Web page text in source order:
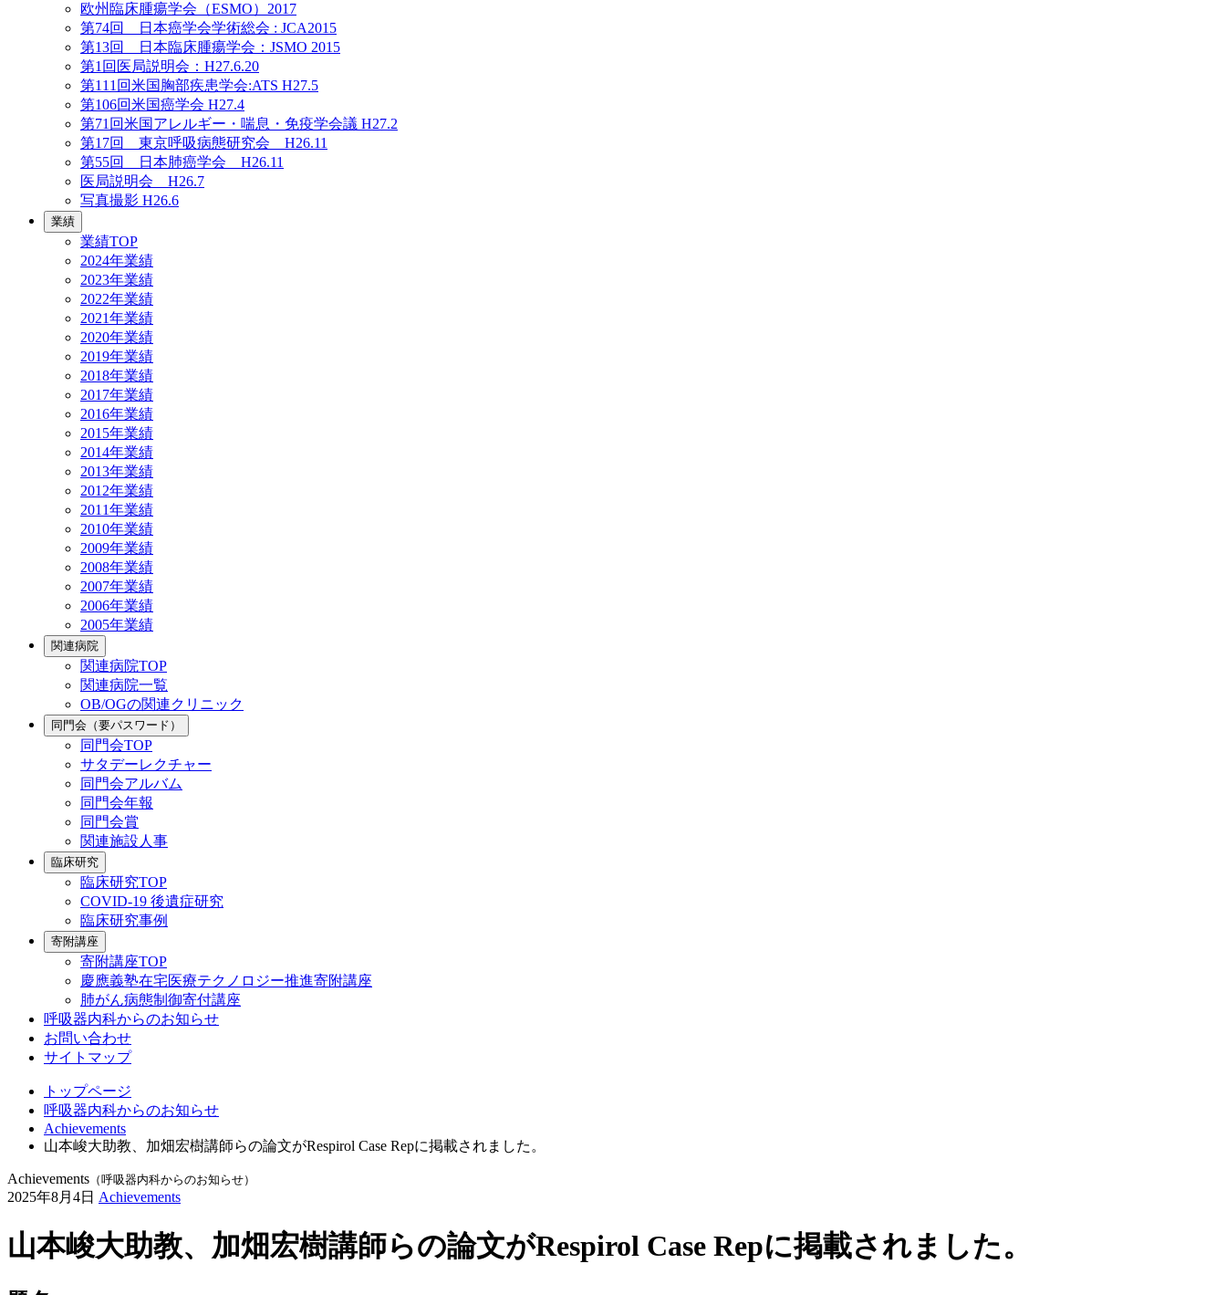
欧州臨床腫瘍学会（ESMO）2017
第74回 日本癌学会学術総会 : JCA2015
第13回 日本臨床腫瘍学会：JSMO 2015
第1回医局説明会：H27.6.20
第111回米国胸部疾患学会:ATS H27.5
第106回米国癌学会 H27.4
第71回米国アレルギー・喘息・免疫学会議 H27.2
第17回 東京呼吸病態研究会 H26.11
第55回 日本肺癌学会 H26.11
医局説明会 H26.7
写真撮影 H26.6
業績
業績TOP
2024年業績
2023年業績
2022年業績
2021年業績
2020年業績
2019年業績
2018年業績
2017年業績
2016年業績
2015年業績
2014年業績
2013年業績
2012年業績
2011年業績
2010年業績
2009年業績
2008年業績
2007年業績
2006年業績
2005年業績
関連病院
関連病院TOP
関連病院一覧
OB/OGの関連クリニック
同門会（要パスワード）
同門会TOP
サタデーレクチャー
同門会アルバム
同門会年報
同門会賞
関連施設人事
臨床研究
臨床研究TOP
COVID-19 後遺症研究
臨床研究事例
寄附講座
寄附講座TOP
慶應義塾在宅医療テクノロジー推進寄附講座
肺がん病態制御寄付講座
呼吸器内科からのお知らせ
お問い合わせ
サイトマップ
トップページ
呼吸器内科からのお知らせ
Achievements
山本峻大助教、加畑宏樹講師らの論文がRespirol Case Repに掲載されました。
Achievements （呼吸器内科からのお知らせ）
2025年8月4日 Achievements
山本峻大助教、加畑宏樹講師らの論文がRespirol Case Repに掲載されました。